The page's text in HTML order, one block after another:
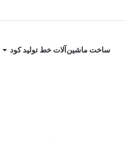
ساخت ماشین‌آلات خط تولید کود